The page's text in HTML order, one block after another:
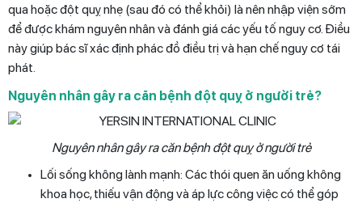
qua hoặc đột quỵ nhẹ (sau đó có thể khỏi) là nên nhập viện sớm
để được khám nguyên nhân và đánh giá các yếu tố nguy cơ. Điều
này giúp bác sĩ xác định phác đồ điều trị và hạn chế nguy cơ tái
phát.
Nguyên nhân gây ra căn bệnh đột quỵ ở người trẻ?
Nguyên nhân gây ra căn bệnh đột quỵ ở người trẻ
Lối sống không lành mạnh: Các thói quen ăn uống không
khoa học, thiếu vận động và áp lực công việc có thể góp